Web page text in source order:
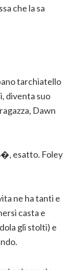
che la sa
tarchiatello
diventa suo
Dawn
esatto. Foley
ne ha tanti e
casta e
gli stolti) e